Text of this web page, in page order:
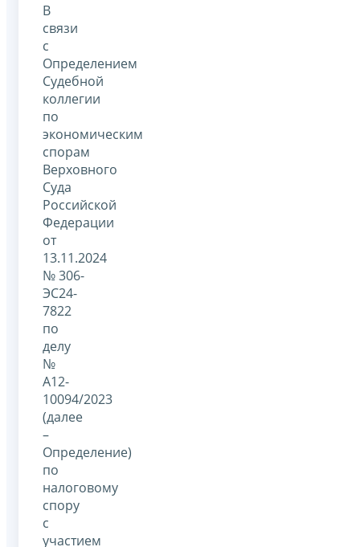
В
связи
с
Определением
Судебной
коллегии
по
экономическим
спорам
Верховного
Суда
Российской
Федерации
от
13.11.2024
№ 306-
ЭС24-
7822
по
делу
№
А12-
10094/2023
(далее
–
Определение)
по
налоговому
спору
с
участием